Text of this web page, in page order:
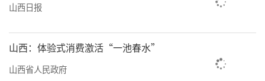
山西日报
山西：体验式消费激活“一池春水”
山西省人民政府